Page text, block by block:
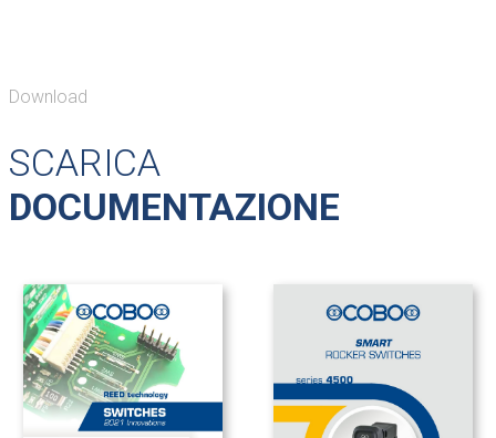
Download
SCARICA
DOCUMENTAZIONE